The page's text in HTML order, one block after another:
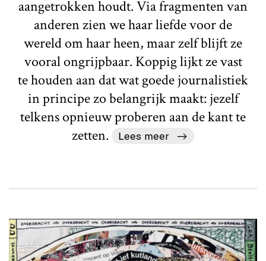
aangetrokken houdt. Via fragmenten van
anderen zien we haar liefde voor de
wereld om haar heen, maar zelf blijft ze
vooral ongrijpbaar. Koppig lijkt ze vast
te houden aan dat wat goede journalistiek
in principe zo belangrijk maakt: jezelf
telkens opnieuw proberen aan de kant te
zetten.
Lees meer